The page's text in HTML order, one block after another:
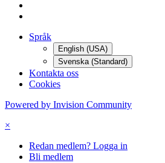
Språk
English (USA)
Svenska (Standard)
Kontakta oss
Cookies
Powered by Invision Community
×
Redan medlem? Logga in
Bli medlem